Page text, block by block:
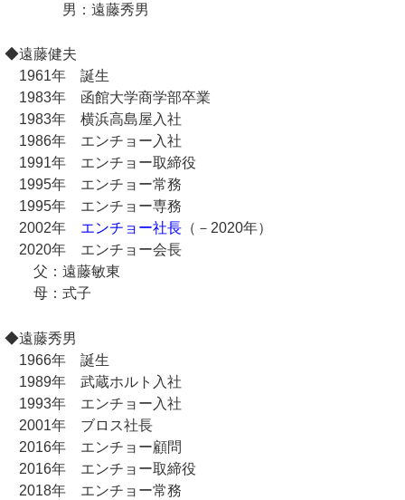
男：遠藤秀男
◆遠藤健夫
1961年 誕生
1983年 函館大学商学部卒業
1983年 横浜高島屋入社
1986年 エンチョー入社
1991年 エンチョー取締役
1995年 エンチョー常務
1995年 エンチョー専務
2002年 エンチョー社長（－2020年）
2020年 エンチョー会長
父：遠藤敏東
母：式子
◆遠藤秀男
1966年 誕生
1989年 武蔵ホルト入社
1993年 エンチョー入社
2001年 ブロス社長
2016年 エンチョー顧問
2016年 エンチョー取締役
2018年 エンチョー常務